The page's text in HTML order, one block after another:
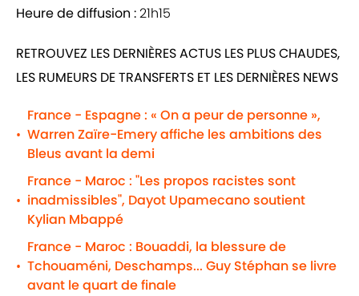
Heure de diffusion :21h15
RETROUVEZ LES DERNIÈRES ACTUS LES PLUS CHAUDES,
LES RUMEURS DE TRANSFERTS ET LES DERNIÈRES NEWS
•
France - Espagne : « On a peur de personne »,
Warren Zaïre-Emery affiche les ambitions des
Bleus avant la demi
•
France - Maroc : "Les propos racistes sont
inadmissibles", Dayot Upamecano soutient
Kylian Mbappé
•
France - Maroc : Bouaddi, la blessure de
Tchouaméni, Deschamps... Guy Stéphan se livre
avant le quart de finale